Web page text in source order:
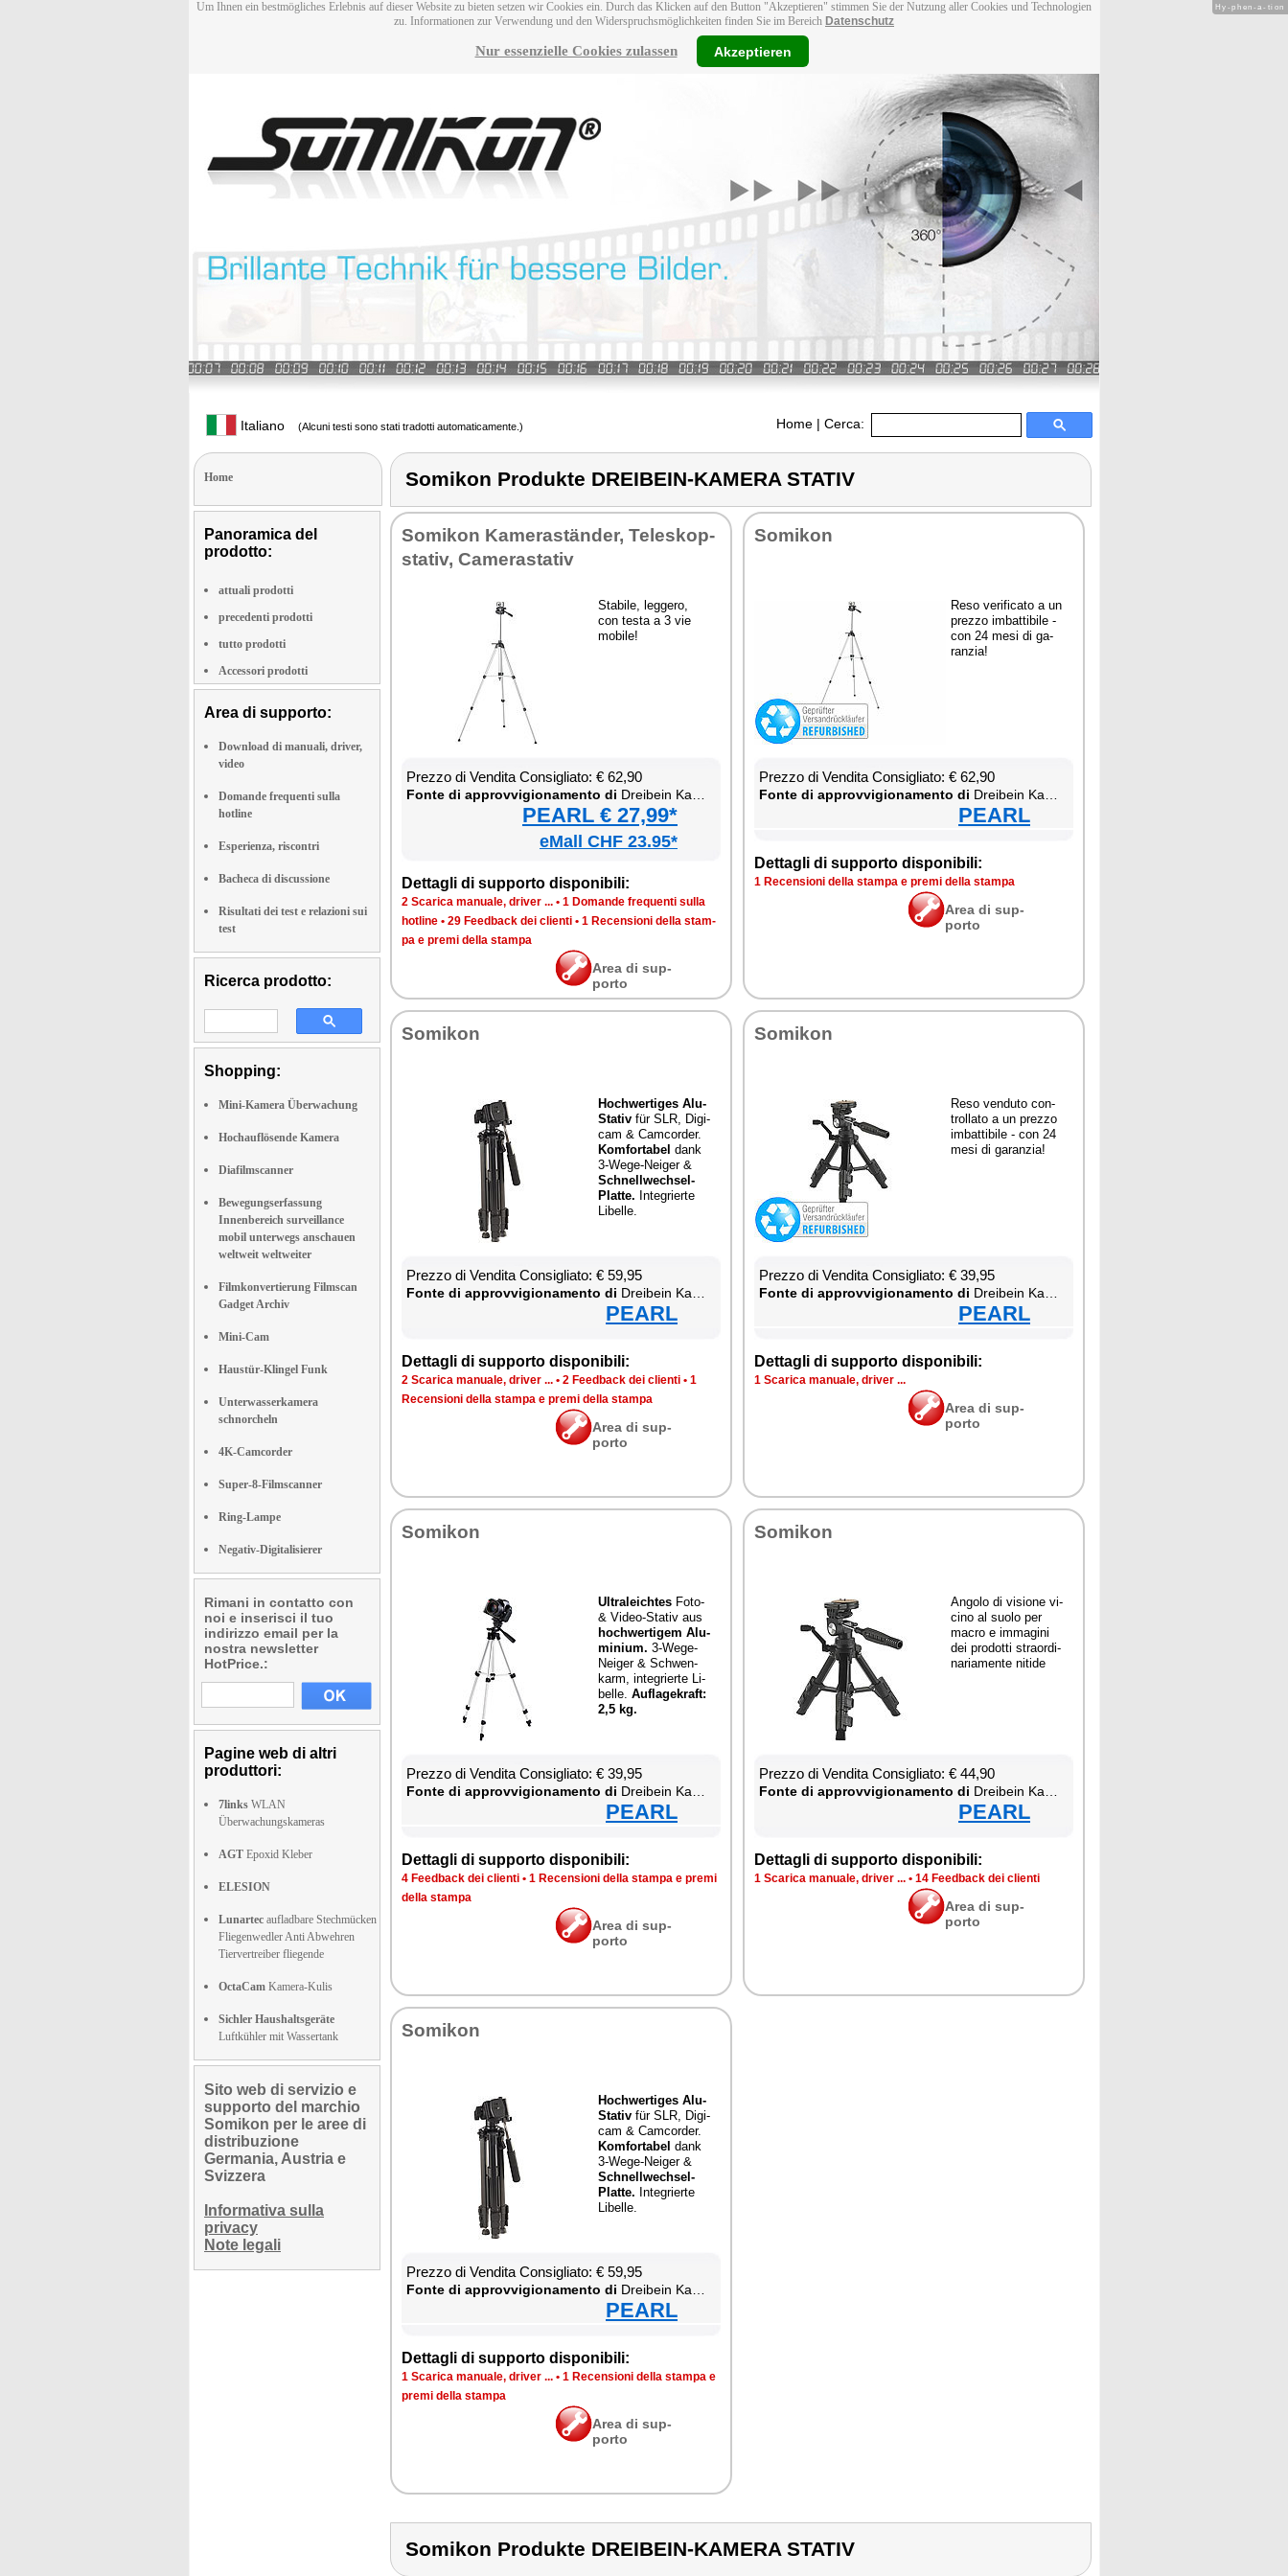
Um Ihnen ein bestmögliches Erlebnis auf dieser Website zu bieten setzen wir Cookies ein. Durch das Klicken auf den Button "Akzeptieren" stimmen Sie der Nutzung aller Cookies und Technologien
zu. Informationen zur Verwendung und den Widerspruchsmöglichkeiten finden Sie im Bereich Datenschutz
Nur essenzielle Cookies zulassen Akzeptieren
Italiano (Alcuni testi sono stati tradotti automaticamente.) Home | Cerca:
Home
Panoramica del
prodotto:
attuali prodotti
precedenti prodotti
tutto prodotti
Accessori prodotti
Area di supporto:
Download di manuali, driver,
video
Domande frequenti sulla
hotline
Esperienza, riscontri
Bacheca di discussione
Risultati dei test e relazioni sui
test
Ricerca prodotto:
Shopping:
Mini-Kamera Überwachung
Hochauflösende Kamera
Diafilmscanner
Bewegungserfassung
Innenbereich surveillance
mobil unterwegs anschauen
weltweit weltweiter
Filmkonvertierung Filmscan
Gadget Archiv
Mini-Cam
Haustür-Klingel Funk
Unterwasserkamera
schnorcheln
4K-Camcorder
Super-8-Filmscanner
Ring-Lampe
Negativ-Digitalisierer
Rimani in contatto con
noi e inserisci il tuo
indirizzo email per la
nostra newsletter
HotPrice.:
Pagine web di altri
produttori:
7links WLAN
Überwachungskameras
AGT Epoxid Kleber
ELESION
Lunartec aufladbare Stechmücken
Fliegenwedler Anti Abwehren
Tiervertreiber fliegende
OctaCam Kamera-Kulis
Sichler Haushaltsgeräte
Luftkühler mit Wassertank
Sito web di servizio e
supporto del marchio
Somikon per le aree di
distribuzione
Germania, Austria e
Svizzera
Informativa sulla
privacy
Note legali
Somikon Produkte DREIBEIN-KAMERA STATIV
So­mi­kon Ka­me­ra­ständer, Te­le­skop­
sta­tiv, Ca­me­ra­sta­tiv
Sta­bi­le, leg­ge­ro,
con te­sta a 3 vie
mo­bi­le!
Prez­zo di Ven­di­ta Con­si­glia­to: € 62,90
Fon­te di ap­prov­vi­gio­na­men­to di Drei­bein Ka­me­ra Sta­tiv
PEARL € 27,99*
eMall CHF 23.95*
Det­ta­gli di sup­por­to di­spo­ni­bi­li:
2 Sca­ri­ca ma­nua­le, dri­ver ... • 1 Do­man­de fre­quen­ti sul­la
ho­tli­ne • 29 Feed­back dei clien­ti • 1 Re­cen­sio­ni del­la stam­
pa e pre­mi del­la stam­pa
Area di sup­
por­to
So­mi­kon
Re­so ve­ri­fi­ca­to a un
prez­zo im­bat­ti­bi­le -
con 24 me­si di ga­
ran­zia!
Prez­zo di Ven­di­ta Con­si­glia­to: € 62,90
Fon­te di ap­prov­vi­gio­na­men­to di Drei­bein Ka­me­ra Sta­tiv
PEARL
Det­ta­gli di sup­por­to di­spo­ni­bi­li:
1 Re­cen­sio­ni del­la stam­pa e pre­mi del­la stam­pa
Area di sup­
por­to
So­mi­kon
Ho­ch­wer­ti­ges Alu-
Sta­tiv für SLR, Di­gi­
cam & Cam­cor­der.
Kom­for­ta­bel dank
3-We­ge-Nei­ger &
Sch­nell­we­ch­sel-
Plat­te. In­te­grier­te
Li­bel­le.
Prez­zo di Ven­di­ta Con­si­glia­to: € 59,95
Fon­te di ap­prov­vi­gio­na­men­to di Drei­bein Ka­me­ra Sta­tiv
PEARL
Det­ta­gli di sup­por­to di­spo­ni­bi­li:
2 Sca­ri­ca ma­nua­le, dri­ver ... • 2 Feed­back dei clien­ti • 1
Re­cen­sio­ni del­la stam­pa e pre­mi del­la stam­pa
Area di sup­
por­to
So­mi­kon
Re­so ven­du­to con­
trol­la­to a un prez­zo
im­bat­ti­bi­le - con 24
me­si di ga­ran­zia!
Prez­zo di Ven­di­ta Con­si­glia­to: € 39,95
Fon­te di ap­prov­vi­gio­na­men­to di Drei­bein Ka­me­ra Sta­tiv
PEARL
Det­ta­gli di sup­por­to di­spo­ni­bi­li:
1 Sca­ri­ca ma­nua­le, dri­ver ...
Area di sup­
por­to
So­mi­kon
Ul­tra­lei­ch­tes Fo­to-
& Vi­deo-Sta­tiv aus
ho­ch­wer­ti­gem Alu­
mi­nium. 3-We­ge-
Nei­ger & Sch­wen­
karm, in­te­grier­te Li­
bel­le. Au­fla­ge­kraft:
2,5 kg.
Prez­zo di Ven­di­ta Con­si­glia­to: € 39,95
Fon­te di ap­prov­vi­gio­na­men­to di Drei­bein Ka­me­ra Sta­tiv
PEARL
Det­ta­gli di sup­por­to di­spo­ni­bi­li:
4 Feed­back dei clien­ti • 1 Re­cen­sio­ni del­la stam­pa e pre­mi
del­la stam­pa
Area di sup­
por­to
So­mi­kon
An­go­lo di vi­sio­ne vi­
ci­no al suo­lo per
ma­cro e im­ma­gi­ni
dei pro­dot­ti straor­di­
na­ria­men­te ni­ti­de
Prez­zo di Ven­di­ta Con­si­glia­to: € 44,90
Fon­te di ap­prov­vi­gio­na­men­to di Drei­bein Ka­me­ra Sta­tiv
PEARL
Det­ta­gli di sup­por­to di­spo­ni­bi­li:
1 Sca­ri­ca ma­nua­le, dri­ver ... • 14 Feed­back dei clien­ti
Area di sup­
por­to
So­mi­kon
Ho­ch­wer­ti­ges Alu-
Sta­tiv für SLR, Di­gi­
cam & Cam­cor­der.
Kom­for­ta­bel dank
3-We­ge-Nei­ger &
Sch­nell­we­ch­sel-
Plat­te. In­te­grier­te
Li­bel­le.
Prez­zo di Ven­di­ta Con­si­glia­to: € 59,95
Fon­te di ap­prov­vi­gio­na­men­to di Drei­bein Ka­me­ra Sta­tiv
PEARL
Det­ta­gli di sup­por­to di­spo­ni­bi­li:
1 Sca­ri­ca ma­nua­le, dri­ver ... • 1 Re­cen­sio­ni del­la stam­pa e
pre­mi del­la stam­pa
Area di sup­
por­to
Somikon Produkte DREIBEIN-KAMERA STATIV
Hy-phen-a-tion